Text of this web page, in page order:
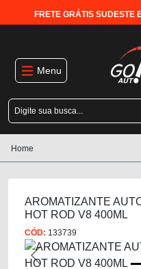
FRETE GRÁTIS SUDESTE
Menu
Home
AROMATIZANTE
HOT ROD V8 400ML
CÓD: 133739
Previous